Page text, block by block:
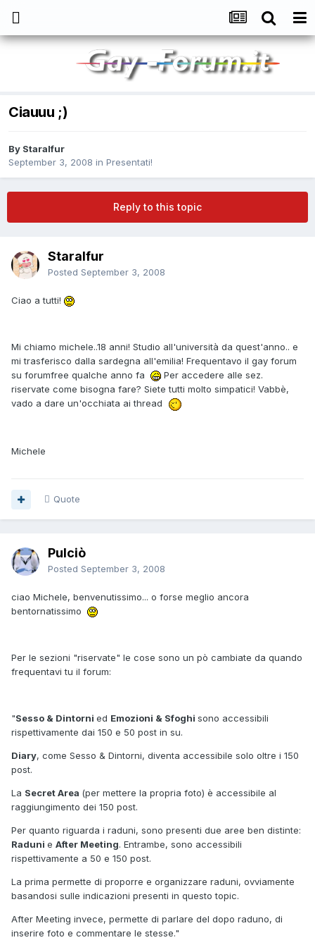
Ciauuu ;)
By Staralfur
September 3, 2008 in Presentati!
Reply to this topic
Staralfur
Posted September 3, 2008
Ciao a tutti!
Mi chiamo michele..18 anni! Studio all'università da quest'anno.. e
mi trasferisco dalla sardegna all'emilia! Frequentavo il gay forum
su forumfree qualche anno fa
Per accedere alle sez.
riservate come bisogna fare? Siete tutti molto simpatici! Vabbè,
vado a dare un'occhiata ai thread
Michele
Quote
Pulciò
Posted September 3, 2008
ciao Michele, benvenutissimo... o forse meglio ancora
bentornatissimo
Per le sezioni "riservate" le cose sono un pò cambiate da quando
frequentavi tu il forum:
"Sesso & Dintorni ed Emozioni & Sfoghi sono accessibili
rispettivamente dai 150 e 50 post in su.
Diary, come Sesso & Dintorni, diventa accessibile solo oltre i 150
post.
La Secret Area (per mettere la propria foto) è accessibile al
raggiungimento dei 150 post.
Per quanto riguarda i raduni, sono presenti due aree ben distinte:
Raduni e After Meeting. Entrambe, sono accessibili
rispettivamente a 50 e 150 post.
La prima permette di proporre e organizzare raduni, ovviamente
basandosi sulle indicazioni presenti in questo topic.
After Meeting invece, permette di parlare del dopo raduno, di
inserire foto e commentare le stesse."